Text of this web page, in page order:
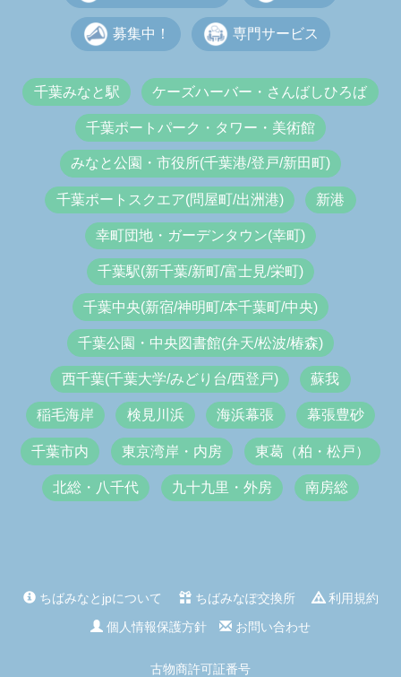
募集中！ 専門サービス
千葉みなと駅 ケーズハーバー・さんばしひろば
千葉ポートパーク・タワー・美術館
みなと公園・市役所(千葉港/登戸/新田町)
千葉ポートスクエア(問屋町/出洲港) 新港
幸町団地・ガーデンタウン(幸町)
千葉駅(新千葉/新町/富士見/栄町)
千葉中央(新宿/神明町/本千葉町/中央)
千葉公園・中央図書館(弁天/松波/椿森)
西千葉(千葉大学/みどり台/西登戸) 蘇我
稲毛海岸 検見川浜 海浜幕張 幕張豊砂
千葉市内 東京湾岸・内房 東葛（柏・松戸）
北総・八千代 九十九里・外房 南房総
ちばみなとjpについて ちばみなぽ交換所
利用規約
個人情報保護方針
お問い合わせ
古物商許可証番号